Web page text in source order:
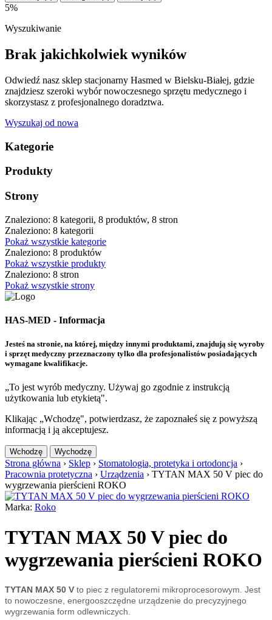
5%
Wyszukiwanie
Brak jakichkolwiek wyników
Odwiedź nasz sklep stacjonarny Hasmed w Bielsku-Białej, gdzie
znajdziesz szeroki wybór nowoczesnego sprzętu medycznego i
skorzystasz z profesjonalnego doradztwa.
Wyszukaj od nowa
Kategorie
Produkty
Strony
Znaleziono: 8 kategorii, 8 produktów, 8 stron
Znaleziono: 8 kategorii
Pokaż wszystkie kategorie
Znaleziono: 8 produktów
Pokaż wszystkie produkty
Znaleziono: 8 stron
Pokaż wszystkie strony
HAS-MED - Informacja
Jesteś na stronie, na której, między innymi produktami, znajdują się wyroby
i sprzęt medyczny przeznaczony tylko dla profesjonalistów posiadających
wymagane kwalifikacje.
„To jest wyrób medyczny. Używaj go zgodnie z instrukcją
użytkowania lub etykietą".
Klikając „Wchodzę", potwierdzasz, że zapoznałeś się z powyższą
informacją i ją akceptujesz.
Wchodzę Wychodzę
Strona główna › Sklep › Stomatologia, protetyka i ortodoncja ›
Pracownia protetyczna › Urządzenia › TYTAN MAX 50 V piec do
wygrzewania pierścieni ROKO
Marka: Roko
TYTAN MAX 50 V piec do
wygrzewania pierścieni ROKO
TYTAN MAX 50 V to piec z regulatoremi mikroprocesorowym. Jest
to nowoczesne, energooszczędne urządzenie do precyzyjnego
wygrzewania form odlewniczych.